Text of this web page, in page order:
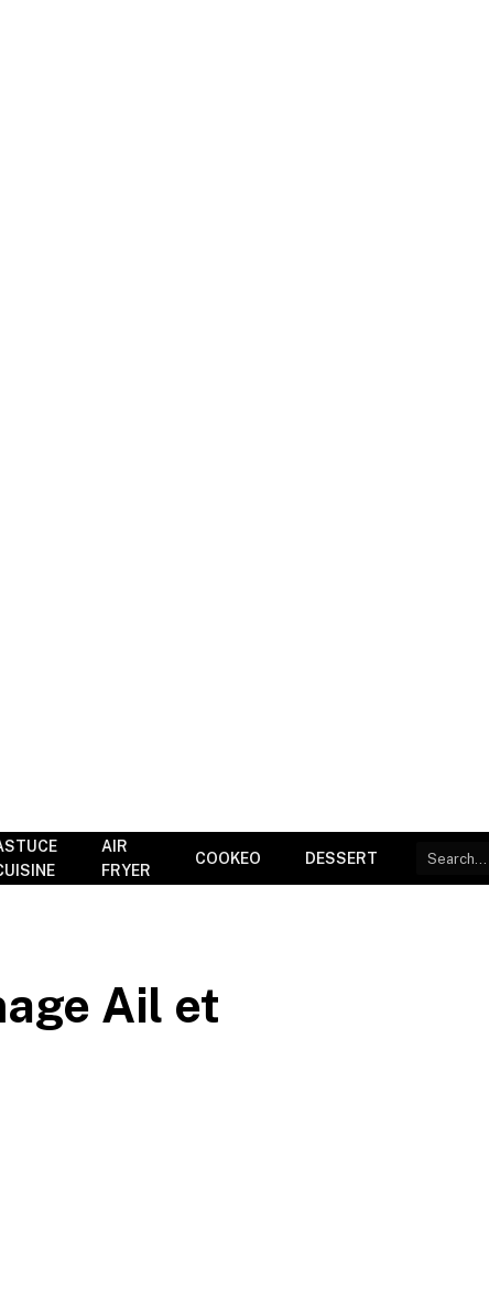
AIR
FRYER
COOKEO DESSERT
Ail et